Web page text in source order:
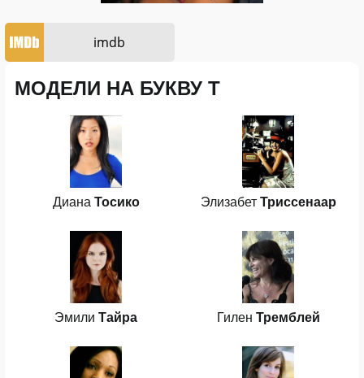
imdb
МОДЕЛИ НА БУКВУ Т
Диана Тосико Элизабет Триссенаар
Эмили Тайра Гилен Тремблей